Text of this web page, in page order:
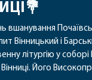
вшанування
Вінницький і
літургію у соборі
Вінниці. Його